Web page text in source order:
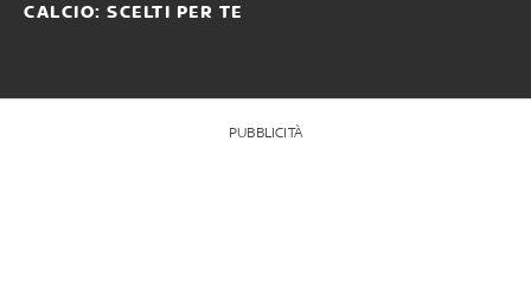
CALCIO: SCELTI PER TE
PUBBLICITÀ